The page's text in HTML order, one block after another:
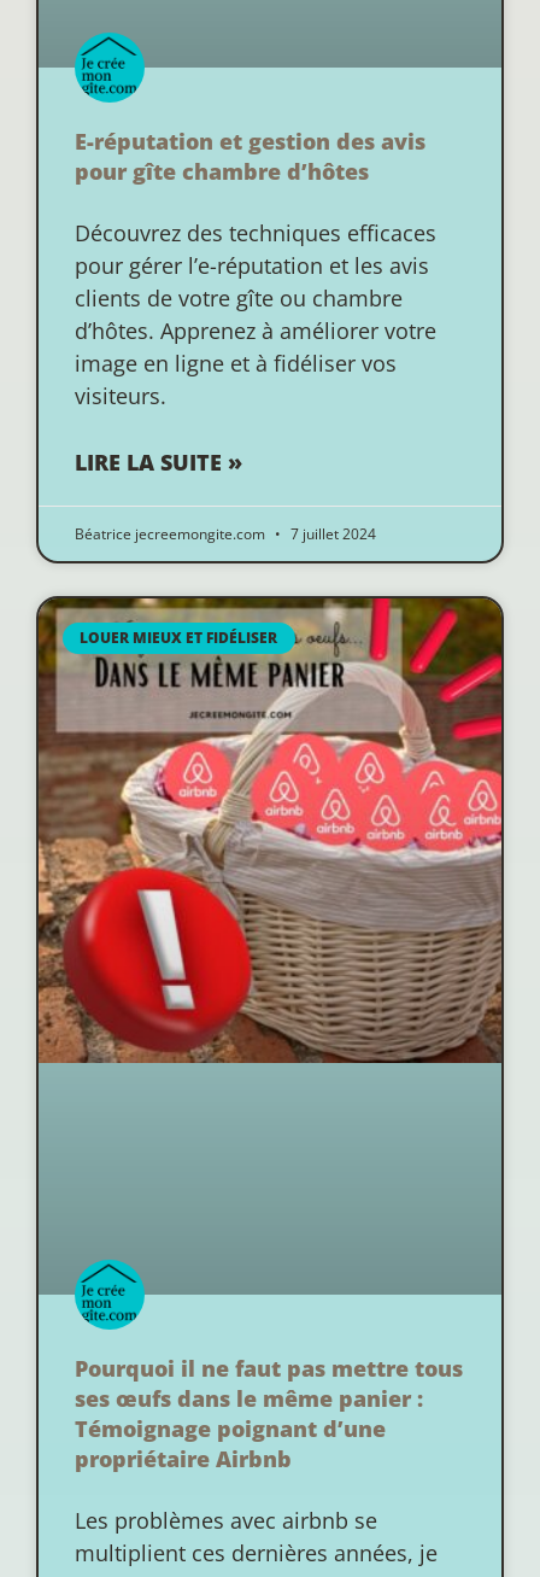
E-réputation et gestion des avis
pour gîte chambre d’hôtes
Découvrez des techniques efficaces
pour gérer l’e-réputation et les avis
clients de votre gîte ou chambre
d’hôtes. Apprenez à améliorer votre
image en ligne et à fidéliser vos
visiteurs.
LIRE LA SUITE »
Béatrice jecreemongite.com 7 juillet 2024
LOUER MIEUX ET FIDÉLISER
Pourquoi il ne faut pas mettre tous
ses œufs dans le même panier :
Témoignage poignant d’une
propriétaire Airbnb
Les problèmes avec airbnb se
multiplient ces dernières années, je